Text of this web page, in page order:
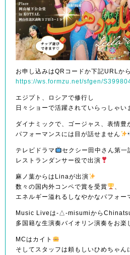
お申し込みはQRコードか下記URLから
https://ws.formzu.net/sfgen/
エジプト、ロシアで修行し
日々ショーで活躍されていらっしゃい
ダイナミックで、ゴージャス、表情豊
パフォーマンスには目が話せません
テレビドラマ
セクシー田中さん第一
レストランダンサー役で出演
麻ノ葉からはLinaが出演
数々の国内外コンペで賞を受賞
エネルギー溢れるしなやかなパフォー
Music Liveは-△-misumiから
多国籍な生演奏バイオリン演奏をお楽
MCはカイト
そしてスタッフは頼もしいひめちゃん